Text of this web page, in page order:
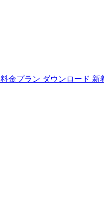
料金プラン ダウンロード 新